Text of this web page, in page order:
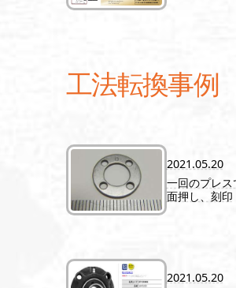
工法転換事例
2021.05.20
一回のプレス
面押し、刻印
2021.05.20